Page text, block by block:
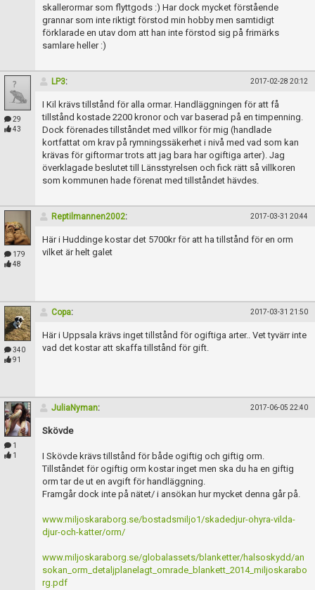
skallerormar som flyttgods :) Har dock mycket förstående
grannar som inte riktigt förstod min hobby men samtidigt
förklarade en utav dom att han inte förstod sig på frimärks
samlare heller :)
29
43
LP3: 2017-02-28 20:12
I Kil krävs tillstånd för alla ormar. Handläggningen för att få
tillstånd kostade 2200 kronor och var baserad på en timpenning.
Dock förenades tillståndet med villkor för mig (handlade
kortfattat om krav på rymningssäkerhet i nivå med vad som kan
krävas för giftormar trots att jag bara har ogiftiga arter). Jag
överklagade beslutet till Länsstyrelsen och fick rätt så villkoren
som kommunen hade förenat med tillståndet hävdes.
179
48
Reptilmannen2002: 2017-03-31 20:44
Här i Huddinge kostar det 5700kr för att ha tillstånd för en orm
vilket är helt galet
340
91
Copa: 2017-03-31 21:50
Här i Uppsala krävs inget tillstånd för ogiftiga arter.. Vet tyvärr inte
vad det kostar att skaffa tillstånd för gift.
1
1
JuliaNyman: 2017-06-05 22:40
Skövde
I Skövde krävs tillstånd för både ogiftig och giftig orm.
Tillståndet för ogiftig orm kostar inget men ska du ha en giftig
orm tar de ut en avgift för handläggning.
Framgår dock inte på nätet/ i ansökan hur mycket denna går på.
www.miljoskaraborg.se/bostadsmiljo1/skadedjur-ohyra-vilda-
djur-och-katter/orm/
www.miljoskaraborg.se/globalassets/blanketter/halsoskydd/an
sokan_orm_detaljplanelagt_omrade_blankett_2014_miljoskarabo
rg.pdf